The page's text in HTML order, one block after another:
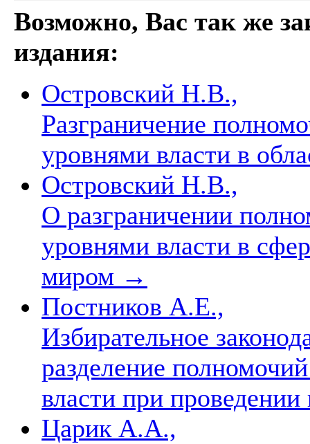
Возможно, Вас так же
издания:
Островский Н.В.,
Разграничение
уровнями власти в
Островский Н.В.,
О разграничении
уровнями власти в
миром →
Постников А.Е.,
Избирательное
разделение
власти при
Царик А.А.,